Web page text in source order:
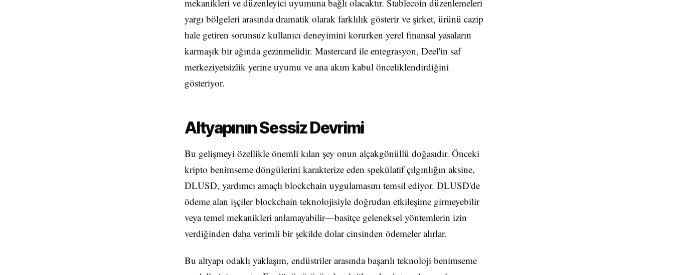
mekanikleri ve düzenleyici uyumuna bağlı olacaktır. Stablecoin düzenlemeleri
yargı bölgeleri arasında dramatik olarak farklılık gösterir ve şirket, ürünü cazip
hale getiren sorunsuz kullanıcı deneyimini korurken yerel finansal yasaların
karmaşık bir ağında gezinmelidir. Mastercard ile entegrasyon, Deel'in saf
merkeziyetsizlik yerine uyumu ve ana akım kabul önceliklendirdiğini
gösteriyor.
Altyapının Sessiz Devrimi
Bu gelişmeyi özellikle önemli kılan şey onun alçakgönüllü doğasıdır. Önceki
kripto benimseme döngülerini karakterize eden spekülatif çılgınlığın aksine,
DLUSD, yardımcı amaçlı blockchain uygulamasını temsil ediyor. DLUSD'de
ödeme alan işçiler blockchain teknolojisiyle doğrudan etkileşime girmeyebilir
veya temel mekanikleri anlamayabilir—basitçe geleneksel yöntemlerin izin
verdiğinden daha verimli bir şekilde dolar cinsinden ödemeler alırlar.
Bu altyapı odaklı yaklaşım, endüstriler arasında başarılı teknoloji benimseme